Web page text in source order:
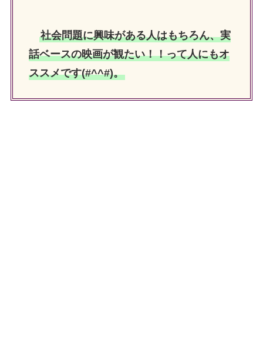
社会問題に興味がある人はもちろん、実
話ベースの映画が観たい！！って人にもオ
ススメです(#^^#)。